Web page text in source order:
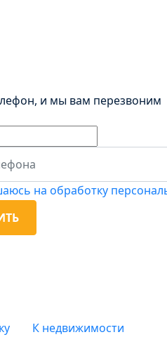
и мы вам перезвоним
на обработку
К недвижимости